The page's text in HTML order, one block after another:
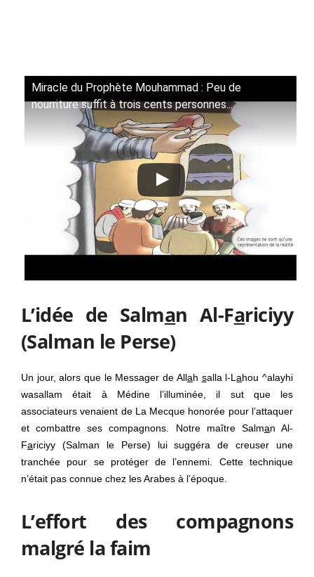
Miracle du Prophète Mouhammad : Peu de
nourriture suffit à trois cents personnes...
L’idée de Salman Al-Fariciyy
(Salman le Perse)
Un jour, alors que le Messager de Allah salla l-Lahou ^alayhi
wasallam était à Médine l’illuminée, il sut que les
associateurs venaient de La Mecque honorée pour l’attaquer
et combattre ses compagnons. Notre maître Salman Al-
Fariciyy (Salman le Perse) lui suggéra de creuser une
tranchée pour se protéger de l’ennemi. Cette technique
n’était pas connue chez les Arabes à l’époque.
L’effort des compagnons
malgré la faim